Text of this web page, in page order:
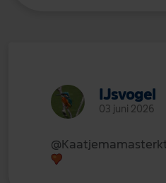
IJsvogel
03 juni 2026
@Kaatjemama